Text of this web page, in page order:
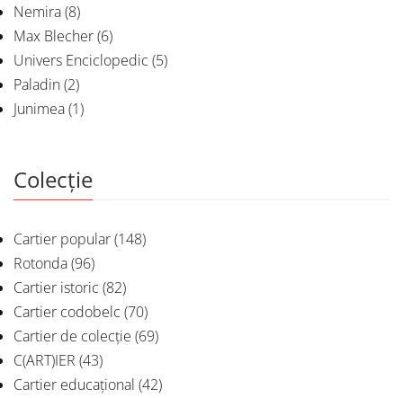
Nemira(8)
Max Blecher(6)
Univers Enciclopedic (5)
Paladin(2)
Junimea(1)
Colecție
Cartier popular(148)
Rotonda(96)
Cartier istoric (82)
Cartier codobelc (70)
Cartier de colecție (69)
C(ART)IER (43)
Cartier educațional (42)